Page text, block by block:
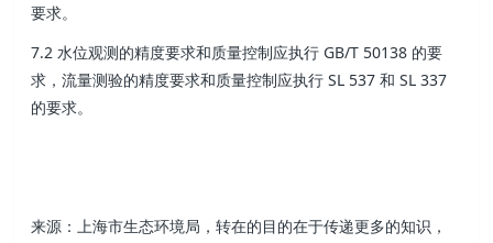
要求。
7.2 水位观测的精度要求和质量控制应执行 GB/T 50138 的要
求，流量测验的精度要求和质量控制应执行 SL 537 和 SL 337
的要求。
来源：上海市生态环境局，转在的目的在于传递更多的知识，